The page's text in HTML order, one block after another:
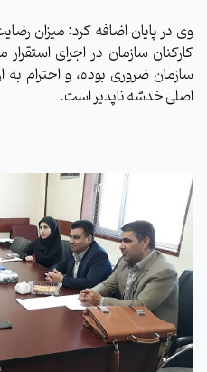
وی در پایان اضافه کرد: میزان
کارکنان سازمان در اجرای
سازمان ضروری بوده، و احترام
اصلی خدشه ناپذیر است.